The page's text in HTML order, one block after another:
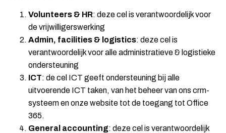
Volunteers & HR: deze cel is verantwoordelijk voor
de vrijwilligerswerking
Admin, facilities & logistics: deze cel is
verantwoordelijk voor alle administratieve & logistieke
ondersteuning
ICT: de cel ICT geeft ondersteuning bij alle
uitvoerende ICT taken, van het beheer van ons crm-
systeem en onze website tot de toegang tot Office
365.
General accounting: deze cel is verantwoordelijk